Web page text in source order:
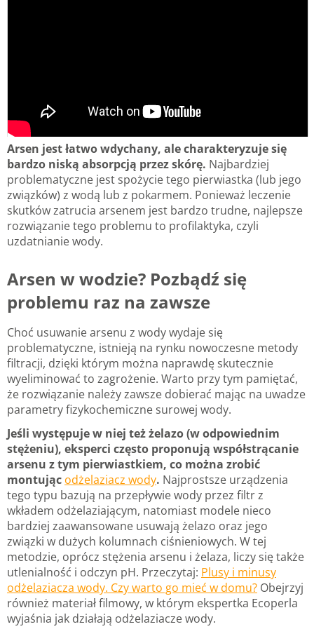
Arsen jest łatwo wdychany, ale charakteryzuje się
bardzo niską absorpcją przez skórę. Najbardziej
problematyczne jest spożycie tego pierwiastka (lub jego
związków) z wodą lub z pokarmem. Ponieważ leczenie
skutków zatrucia arsenem jest bardzo trudne, najlepsze
rozwiązanie tego problemu to profilaktyka, czyli
uzdatnianie wody.
Arsen w wodzie? Pozbądź się
problemu raz na zawsze
Choć usuwanie arsenu z wody wydaje się
problematyczne, istnieją na rynku nowoczesne metody
filtracji, dzięki którym można naprawdę skutecznie
wyeliminować to zagrożenie. Warto przy tym pamiętać,
że rozwiązanie należy zawsze dobierać mając na uwadze
parametry fizykochemiczne surowej wody.
Jeśli występuje w niej też żelazo (w odpowiednim
stężeniu), eksperci często proponują współstrącanie
arsenu z tym pierwiastkiem, co można zrobić
montując odżelaziacz wody. Najprostsze urządzenia
tego typu bazują na przepływie wody przez filtr z
wkładem odżelaziającym, natomiast modele nieco
bardziej zaawansowane usuwają żelazo oraz jego
związki w dużych kolumnach ciśnieniowych. W tej
metodzie, oprócz stężenia arsenu i żelaza, liczy się także
utlenialność i odczyn pH. Przeczytaj: Plusy i minusy
odżelaziacza wody. Czy warto go mieć w domu? Obejrzyj
również materiał filmowy, w którym ekspertka Ecoperla
wyjaśnia jak działają odżelaziacze wody.